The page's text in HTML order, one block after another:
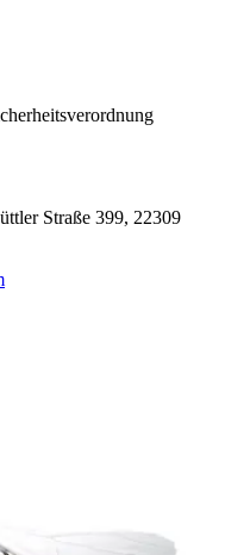
Straße 399, 22309